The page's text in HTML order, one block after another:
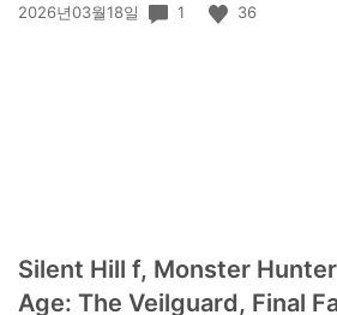
공
2026년03월18일 1 36
Silent Hill f, Monster
Age: The Veilguard, Final